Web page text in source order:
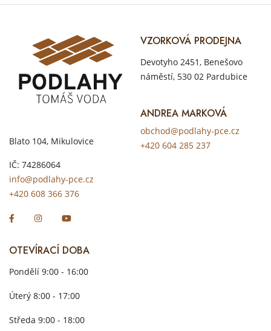
Blato 104, Mikulovice
IČ: 74286064
info@podlahy-pce.cz
+420 608 366 376
VZORKOVÁ PRODEJNA
Devotyho 2451, Benešovo
náměstí, 530 02 Pardubice
ANDREA MARKOVÁ
obchod@podlahy-pce.cz
+420 604 285 237
OTEVÍRACÍ DOBA
Pondělí 9:00 - 16:00
Úterý 8:00 - 17:00
Středa 9:00 - 18:00